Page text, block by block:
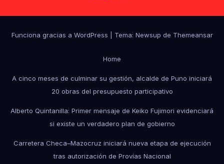
Funciona gracias a WordPress Tema: Newsup de Themeansar
Home
A cinco meses de culminar su gestión, alcalde de Puno iniciará
20 obras del presupuesto participativo
Alberto Quintanilla: Primer mensaje de Keiko Fujimori evidenciará
si existe un verdadero plan de gobierno
Carretera Checa–Mazocruz iniciará nueva etapa de ejecución
tras autorización de Provías Nacional